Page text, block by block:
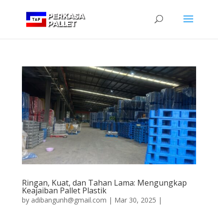
Ringan, Kuat, dan Tahan Lama: Mengungkap
Keajaiban Pallet Plastik
by adibangunh@gmail.com | Mar 30, 2025 |